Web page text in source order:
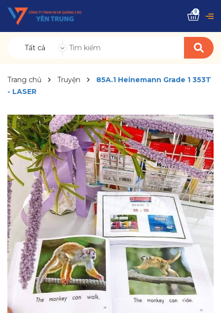
Tất cả
0
Trang chủ Truyện
85A.1 Heinemann Grade 1 353T
- LASER